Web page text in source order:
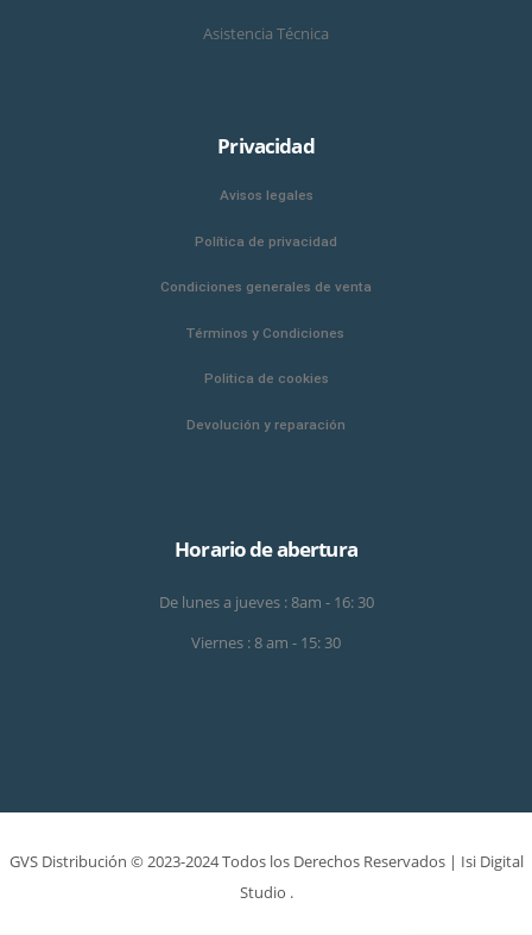
Asistencia Técnica
Privacidad
Avisos legales
Política de privacidad
Condiciones generales de venta
Términos y Condiciones
Politica de cookies
Devolución y reparación
Horario de abertura
De lunes a jueves : 8am - 16: 30
Viernes : 8 am - 15: 30
GVS Distribución © 2023-2024 Todos los Derechos Reservados | Isi Digital
Studio .